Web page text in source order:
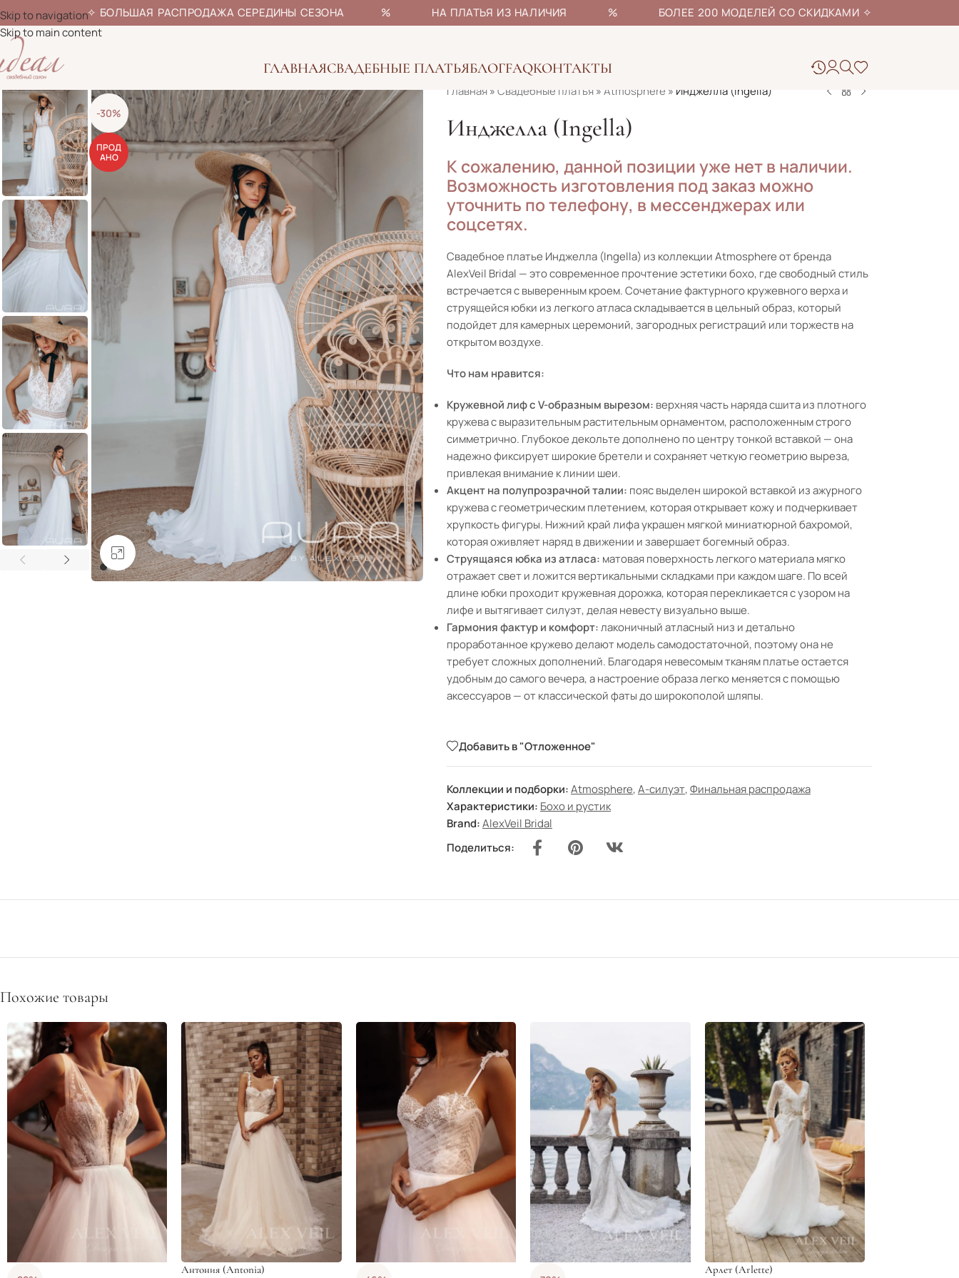
✧ БОЛЬШАЯ РАСПРОДАЖА СЕРЕДИНЫ СЕЗОНА % НА ПЛАТЬЯ ИЗ НАЛИЧИЯ % БОЛЕЕ 200 МОДЕЛЕЙ СО СКИДКАМИ✧
Skip to navigation
Skip to main content
ГЛАВНАЯСВАДЕБНЫЕ ПЛАТЬЯБЛОГFAQКОНТАКТЫ
-30%
ПРОД
АНО
Увеличить
Главная»Свадебные платья»Atmosphere » Инджелла (Ingella)
Инджелла (Ingella)
К сожалению, данной позиции уже нет в наличии.
Возможность изготовления под заказ можно
уточнить по телефону, в мессенджерах или
соцсетях.
Свадебное платье Инджелла (Ingella) из коллекции Atmosphere от бренда
AlexVeil Bridal — это современное прочтение эстетики бохо, где свободный стиль
встречается с выверенным кроем. Сочетание фактурного кружевного верха и
струящейся юбки из легкого атласа складывается в цельный образ, который
подойдет для камерных церемоний, загородных регистраций или торжеств на
открытом воздухе.
Что нам нравится:
Кружевной лиф с V-образным вырезом: верхняя часть наряда сшита из плотного
кружева с выразительным растительным орнаментом, расположенным строго
симметрично. Глубокое декольте дополнено по центру тонкой вставкой — она
надежно фиксирует широкие бретели и сохраняет четкую геометрию выреза,
привлекая внимание к линии шеи.
Акцент на полупрозрачной талии: пояс выделен широкой вставкой из ажурного
кружева с геометрическим плетением, которая открывает кожу и подчеркивает
хрупкость фигуры. Нижний край лифа украшен мягкой миниатюрной бахромой,
которая оживляет наряд в движении и завершает богемный образ.
Струящаяся юбка из атласа: матовая поверхность легкого материала мягко
отражает свет и ложится вертикальными складками при каждом шаге. По всей
длине юбки проходит кружевная дорожка, которая перекликается с узором на
лифе и вытягивает силуэт, делая невесту визуально выше.
Гармония фактур и комфорт:лаконичный атласный низ и детально
проработанное кружево делают модель самодостаточной, поэтому она не
требует сложных дополнений. Благодаря невесомым тканям платье остается
удобным до самого вечера, а настроение образа легко меняется с помощью
аксессуаров — от классической фаты до широкополой шляпы.
Добавить в "Отложенное"
Коллекции и подборки:Atmosphere,А-силуэт,Финальная распродажа
Характеристики: Бохо и рустик
Brand:AlexVeil Bridal
Поделиться:
Похожие товары
Антония (Antonia) Арлет (Arlette)